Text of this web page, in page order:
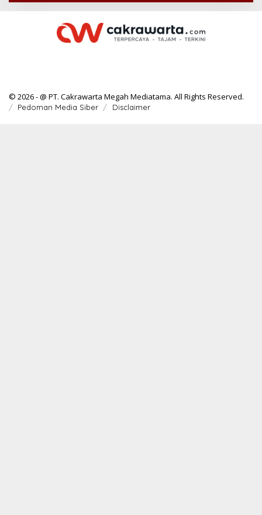
© 2026 - @ PT. Cakrawarta Megah Mediatama. All Rights Reserved.
Pedoman Media Siber Disclaimer